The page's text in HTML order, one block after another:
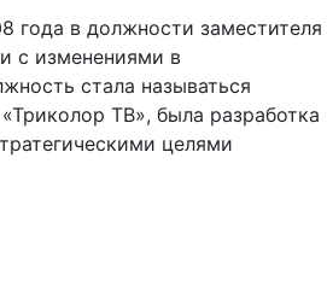
года в должности заместителя
с изменениями в
стала называться
ТВ», была разработка
целями